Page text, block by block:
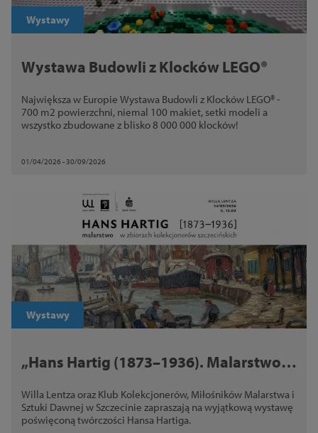
Wystawy
Wystawa Budowli z Klocków LEGO®
Największa w Europie Wystawa Budowli z Klocków LEGO® -
700 m2 powierzchni, niemal 100 makiet, setki modeli a
wszystko zbudowane z blisko 8 000 000 klocków!
01/04/2026 - 30/09/2026
Wystawy
„Hans Hartig (1873–1936). Malarstwo w
Willa Lentza oraz Klub Kolekcjonerów, Miłośników Malarstwa i
Sztuki Dawnej w Szczecinie zapraszają na wyjątkową wystawę
poświęconą twórczości Hansa Hartiga.